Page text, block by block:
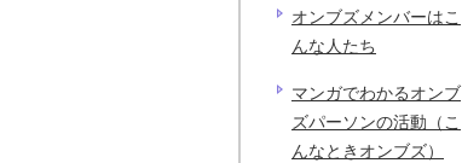
オンブズメンバーはこ
んな人たち
マンガでわかるオンブ
ズパーソンの活動（こ
んなときオンブズ）